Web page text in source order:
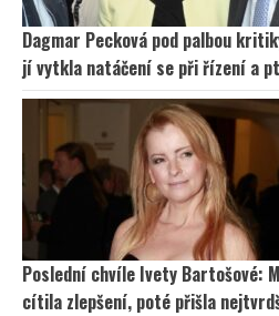
Dagmar Pecková pod palbou
jí vytkla natáčení se při řízení a
Poslední chvíle Ivety Bartošové:
cítila zlepšení, poté přišla